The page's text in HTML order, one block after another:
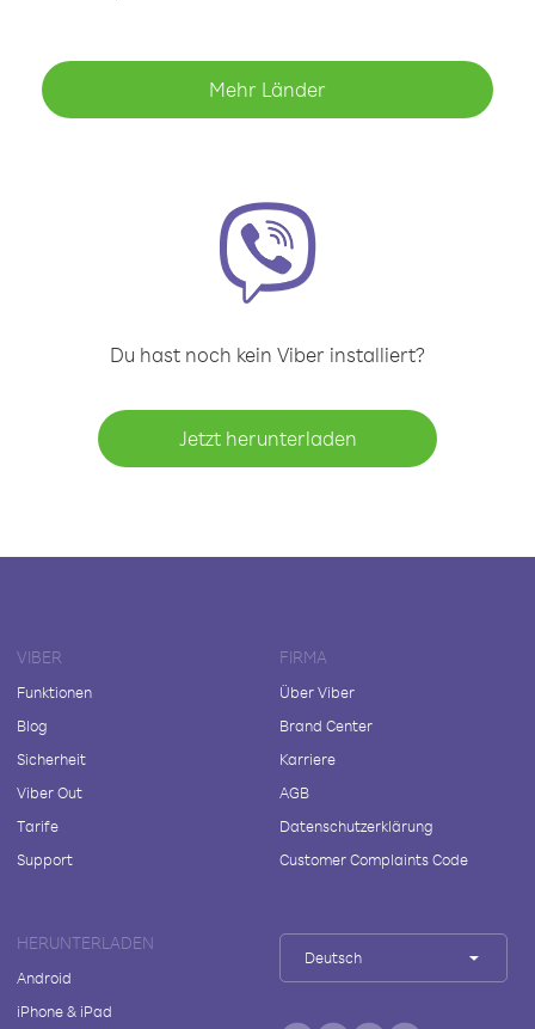
Mehr Länder
Du hast noch kein Viber installiert?
Jetzt herunterladen
VIBER
Funktionen
Blog
Sicherheit
Viber Out
Tarife
Support
FIRMA
Über Viber
Brand Center
Karriere
AGB
Datenschutzerklärung
Customer Complaints Code
HERUNTERLADEN
Android
iPhone & iPad
Deutsch